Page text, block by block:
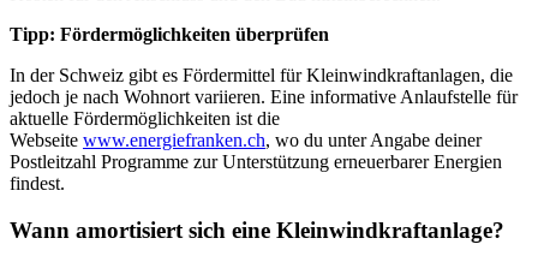
Tipp: Fördermöglichkeiten überprüfen
In der Schweiz gibt es Fördermittel für Kleinwindkraftanlagen, die
jedoch je nach Wohnort variieren. Eine informative Anlaufstelle für
aktuelle Fördermöglichkeiten ist die
Webseite www.energiefranken.ch, wo du unter Angabe deiner
Postleitzahl Programme zur Unterstützung erneuerbarer Energien
findest.
Wann amortisiert sich eine Kleinwindkraftanlage?